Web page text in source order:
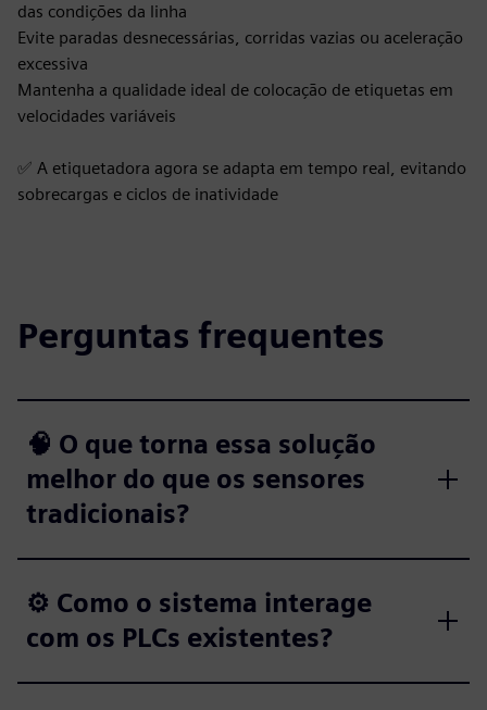
das condições da linha
Evite paradas desnecessárias, corridas vazias ou aceleração
excessiva
Mantenha a qualidade ideal de colocação de etiquetas em
velocidades variáveis
✅ A etiquetadora agora se adapta em tempo real, evitando
sobrecargas e ciclos de inatividade
Perguntas frequentes
🧠 O que torna essa solução
melhor do que os sensores
tradicionais?
⚙️ Como o sistema interage
com os PLCs existentes?